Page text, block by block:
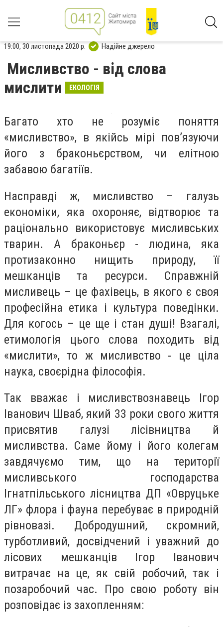
19:00, 30 листопада 2020 р. Надійне джерело
Мисливство - від слова
мислити
ЕКОЛОГІЯ
Багато хто не розуміє поняття
«мисливство», в якійсь мірі пов’язуючи
його з браконьєрством, чи елітною
забавою багатіїв.
Насправді ж, мисливство – галузь
економіки, яка охороняє, відтворює та
раціонально використовує мисливських
тварин. А браконьєр - людина, яка
протизаконно нищить природу, її
мешканців та ресурси. Справжній
мисливець – це фахівець, в якого є своя
професійна етика і культура поведінки.
Для когось – це ще і стан душі! Взагалі,
етимологія цього слова походить від
«мислити», то ж мисливство - це ціла
наука, своєрідна філософія.
Так вважає і мисливствознавець Ігор
Іванович Шваб, який 33 роки свого життя
присвятив галузі лісівництва й
мисливства. Саме йому і його колегам
завдячуємо тим, що на території
мисливського господарства
Ігнатпільського лісництва ДП «Овруцьке
ЛГ» флора і фауна перебуває в природній
рівновазі. Добродушний, скромний,
турботливий, досвідчений і уважний до
лісових мешканців Ігор Іванович
витрачає на це, як свій робочий, так і
позаробочий час. Про свою роботу він
розповідає із захопленням: